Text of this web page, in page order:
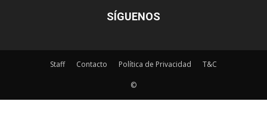
SÍGUENOS
Staff Contacto Política de Privacidad T&C
©